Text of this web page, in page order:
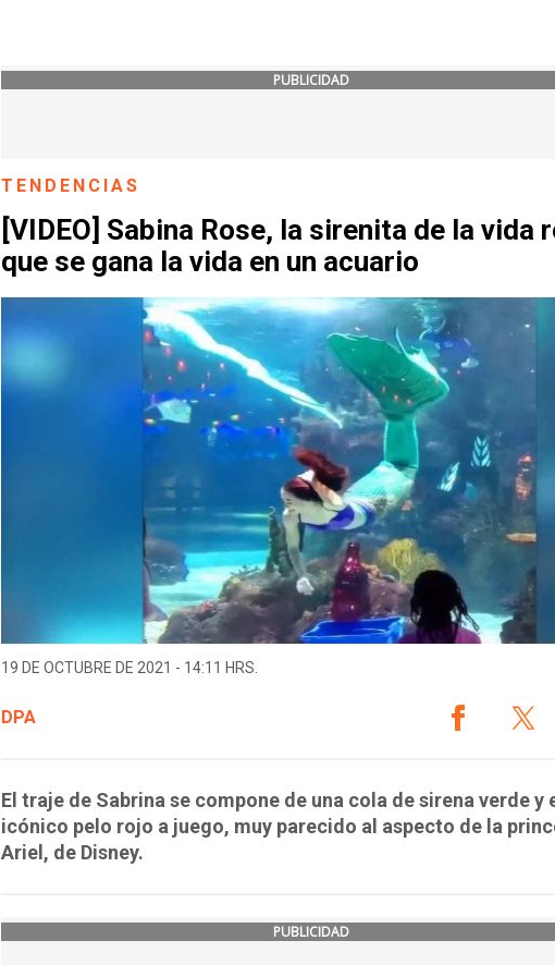
PUBLICIDAD
TENDENCIAS
[VIDEO] Sabina Rose, la sirenita de la vida
que se gana la vida en un acuario
19 DE OCTUBRE DE 2021 - 14:11 HRS.
DPA
El traje de Sabrina se compone de una cola de sirena verde y
icónico pelo rojo a juego, muy parecido al aspecto de la
Ariel, de Disney.
PUBLICIDAD